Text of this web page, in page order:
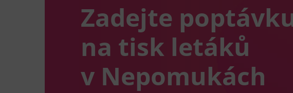
Zadejte
na tisk letáků
v Nepomukách